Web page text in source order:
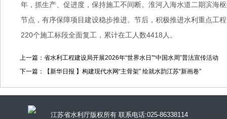
年，抓生产、促进度，保持施工不间断。淮河入海水道二期滨海
节点，有序保障项目建设稳步推进。节后，积极推进水利重点工
220个施工标段全面复工，累计在工人数4418人。
上一篇：省水利工程建设局开展2026年“世界水日”“中国水周”普法宣传活动
下一篇：【新华日报 】构建现代水网“主骨架” 绘就水韵江苏“新画卷”
江苏省水利厅版权所有 联系电话:025-86338114